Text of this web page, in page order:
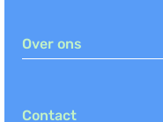
Over ons
Contact